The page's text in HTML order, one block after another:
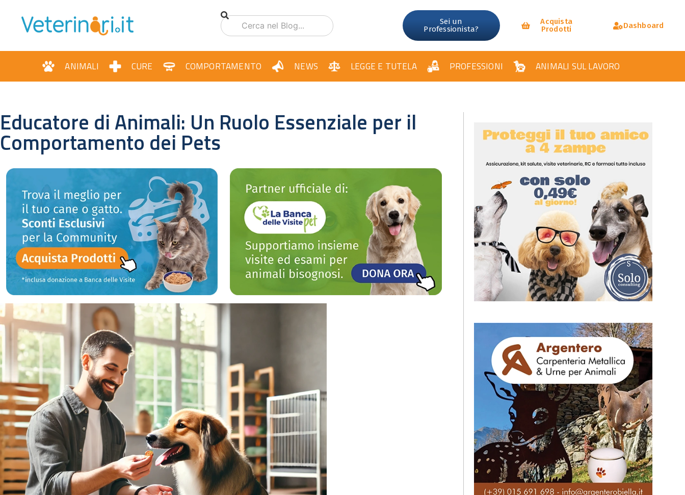
Sei un
Professionista?
Acquista
Prodotti
Dashboard
ANIMALI CURE COMPORTAMENTO NEWS LEGGE E TUTELA PROFESSIONI ANIMALI SUL LAVORO
Educatore di Animali: Un Ruolo Essenziale per il
Comportamento dei Pets